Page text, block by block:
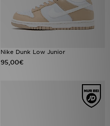
Nike Dunk Low Junior
95,00€